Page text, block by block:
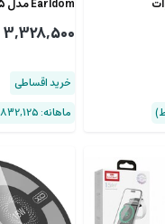
Earldom مدل ET-WC35
3,328,500
خرید اقساطی
ماهانه: 832,125 (۴ قسط)